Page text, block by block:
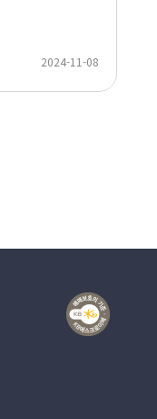
2024-11-08